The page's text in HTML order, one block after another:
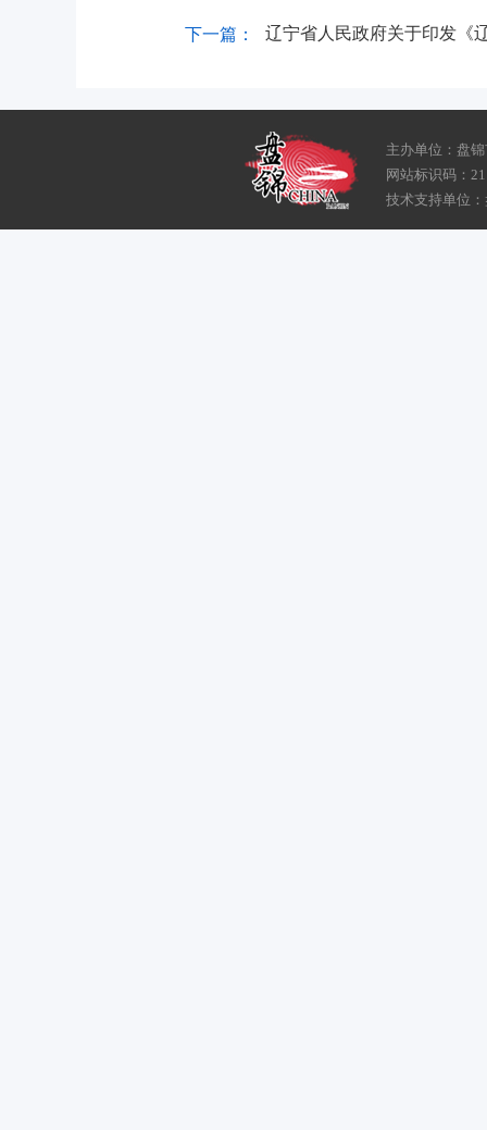
下一篇： 辽宁省人民政府关于印发《
主办单位：盘
网站标识码：
技术支持单位